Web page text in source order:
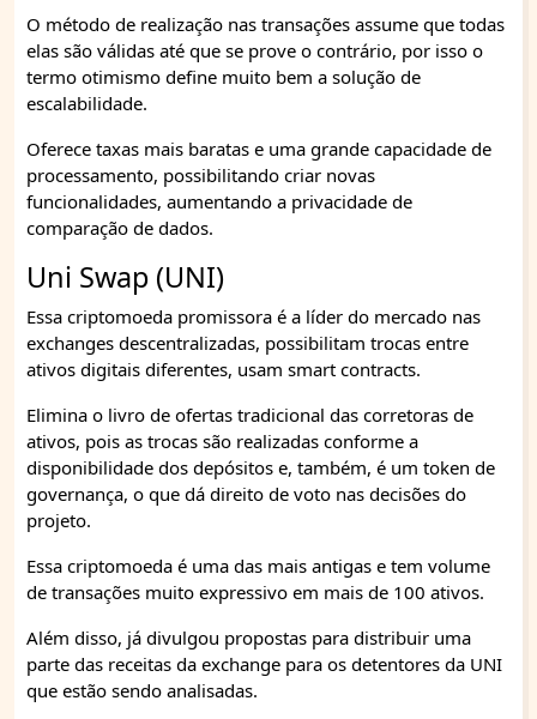
O método de realização nas transações assume que todas
elas são válidas até que se prove o contrário, por isso o
termo otimismo define muito bem a solução de
escalabilidade.
Oferece taxas mais baratas e uma grande capacidade de
processamento, possibilitando criar novas
funcionalidades, aumentando a privacidade de
comparação de dados.
Uni Swap (UNI)
Essa criptomoeda promissora é a líder do mercado nas
exchanges descentralizadas, possibilitam trocas entre
ativos digitais diferentes, usam smart contracts.
Elimina o livro de ofertas tradicional das corretoras de
ativos, pois as trocas são realizadas conforme a
disponibilidade dos depósitos e, também, é um token de
governança, o que dá direito de voto nas decisões do
projeto.
Essa criptomoeda é uma das mais antigas e tem volume
de transações muito expressivo em mais de 100 ativos.
Além disso, já divulgou propostas para distribuir uma
parte das receitas da exchange para os detentores da UNI
que estão sendo analisadas.